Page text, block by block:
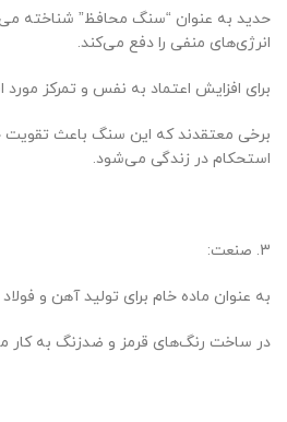
حدید به عنوان “سنگ محافظ” شناخته
انرژی‌های منفی را دفع می‌کند.
برای افزایش اعتماد به نفس و تمرکز مورد
برخی معتقدند که این سنگ باعث تقویت
استحکام در زندگی می‌شود.
3. صنعت:
به عنوان ماده خام برای تولید آهن و
در ساخت رنگ‌های قرمز و ضدزنگ به کار